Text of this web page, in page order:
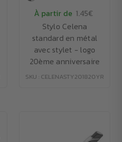
À partir de 1.45€
Stylo Celena
standard en métal
avec stylet - logo
20ème anniversaire
SKU : CELENASTY201820YR